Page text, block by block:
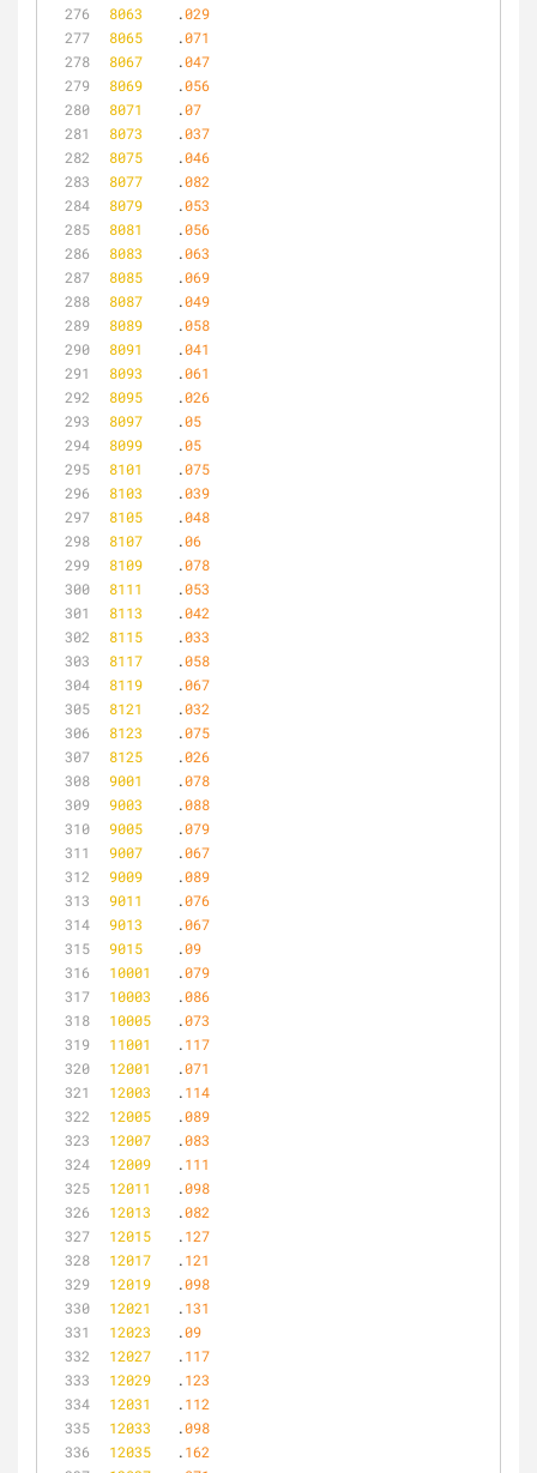
8063
	.
029
8065
	.
071
8067
	.
047
8069
	.
056
8071
	.
07
8073
	.
037
8075
	.
046
8077
	.
082
8079
	.
053
8081
	.
056
8083
	.
063
8085
	.
069
8087
	.
049
8089
	.
058
8091
	.
041
8093
	.
061
8095
	.
026
8097
	.
05
8099
	.
05
8101
	.
075
8103
	.
039
8105
	.
048
8107
	.
06
8109
	.
078
8111
	.
053
8113
	.
042
8115
	.
033
8117
	.
058
8119
	.
067
8121
	.
032
8123
	.
075
8125
	.
026
9001
	.
078
9003
	.
088
9005
	.
079
9007
	.
067
9009
	.
089
9011
	.
076
9013
	.
067
9015
	.
09
10001
	.
079
10003
	.
086
10005
	.
073
11001
	.
117
12001
	.
071
12003
	.
114
12005
	.
089
12007
	.
083
12009
	.
111
12011
	.
098
12013
	.
082
12015
	.
127
12017
	.
121
12019
	.
098
12021
	.
131
12023
	.
09
12027
	.
117
12029
	.
123
12031
	.
112
12033
	.
098
12035
	.
162